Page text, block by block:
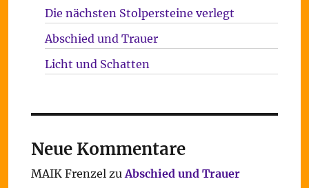
Die nächsten Stolpersteine verlegt
Abschied und Trauer
Licht und Schatten
Neue Kommentare
MAIK FrenzelzuAbschied und Trauer